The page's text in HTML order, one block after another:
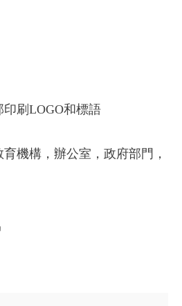
刷LOGO和標語
機構，辦公室，政府部門，